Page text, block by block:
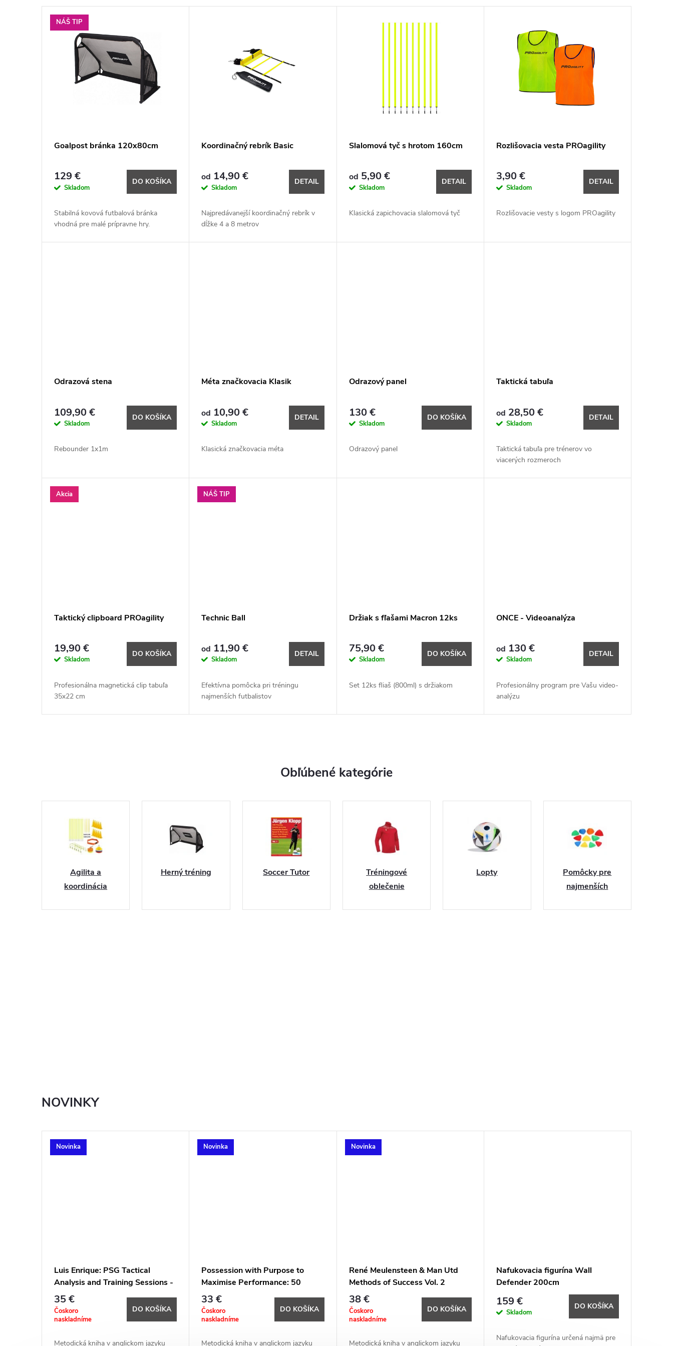
NÁŠ TIP
Goalpost bránka 120x80cm
129 €
Skladom
DO KOŠÍKA
Stabilná kovová futbalová bránka
vhodná pre malé prípravne hry.
Koordinačný rebrík Basic
od 14,90 €
Skladom
DETAIL
Najpredávanejší koordinačný rebrík v
dĺžke 4 a 8 metrov
Slalomová tyč s hrotom 160cm
od 5,90 €
Skladom
DETAIL
Klasická zapichovacia slalomová tyč
Rozlišovacia vesta PROagility
3,90 €
Skladom
DETAIL
Rozlišovacie vesty s logom PROagility
Odrazová stena
109,90 €
Skladom
DO KOŠÍKA
Rebounder 1x1m
Méta značkovacia Klasik
od 10,90 €
Skladom
DETAIL
Klasická značkovacia méta
Odrazový panel
130 €
Skladom
DO KOŠÍKA
Odrazový panel
Taktická tabuľa
od 28,50 €
Skladom
DETAIL
Taktická tabuľa pre trénerov vo
viacerých rozmeroch
Akcia
Taktický clipboard PROagility
19,90 €
Skladom
DO KOŠÍKA
Profesionálna magnetická clip tabuľa
35x22 cm
NÁŠ TIP
Technic Ball
od 11,90 €
Skladom
DETAIL
Efektívna pomôcka pri tréningu
najmenších futbalistov
Držiak s fľašami Macron 12ks
75,90 €
Skladom
DO KOŠÍKA
Set 12ks fliaš (800ml) s držiakom
ONCE - Videoanalýza
od 130 €
Skladom
DETAIL
Profesionálny program pre Vašu video-
analýzu
Obľúbené kategórie
Agilita a
koordinácia
Herný tréning Soccer Tutor
Tréningové
oblečenie
Lopty
Pomôcky pre
najmenších
NOVINKY
Novinka
Luis Enrique: PSG Tactical
Analysis and Training Sessions -
107 Tactics & Practices
35 €
Čoskoro
naskladníme
DO KOŠÍKA
Metodická kniha v anglickom jazyku
Novinka
Possession with Purpose to
Maximise Performance: 50
Practices - Youth to Pro -
Training Week - Football
Periodization
33 €
Čoskoro
naskladníme
DO KOŠÍKA
Metodická kniha v anglickom jazyku
Novinka
René Meulensteen & Man Utd
Methods of Success Vol. 2
38 €
Čoskoro
naskladníme
DO KOŠÍKA
Metodická kniha v anglickom jazyku
Nafukovacia figurína Wall
Defender 200cm
159 €
Skladom
DO KOŠÍKA
Nafukovacia figurína určená najmä pre